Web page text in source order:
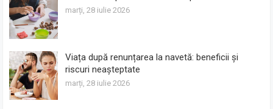
marți, 28 iulie 2026
Viața după renunțarea la navetă: beneficii și
riscuri neașteptate
marți, 28 iulie 2026